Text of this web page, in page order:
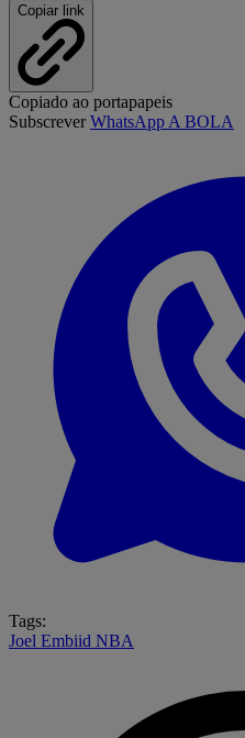
Copiar link
Copiado ao portapapeis
SubscreverWhatsApp A BOLA
Tags:
Joel Embiid NBA